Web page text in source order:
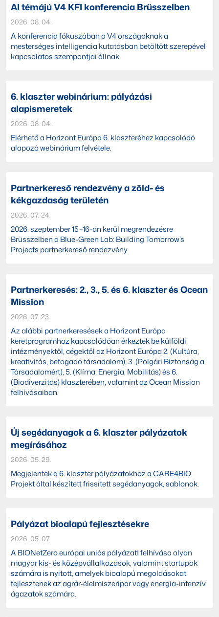
AI témájú V4 KFI konferencia Brüsszelben
2026. 08. 04.
A konferencia fókuszában a V4 országoknak a
mesterséges intelligencia kutatásban betöltött szerepével
kapcsolatos szempontjai állnak.
6. klaszter webinárium: pályázási
alapismeretek
2026. 08. 04.
Elérhető a Horizont Európa 6. klaszteréhez kapcsolódó
alapozó webinárium felvétele.
Partnerkereső rendezvény a zöld- és
kékgazdaság területén
2026. 07. 24.
2026. szeptember 15–16-án kerül megrendezésre
Brüsszelben a Blue-Green Lab: Building Tomorrow’s
Projects partnerkereső rendezvény
Partnerkeresés: 2., 3., 5. és 6. klaszter és Ocean
Mission
2026. 07. 23.
Az alábbi partnerkeresések a Horizont Európa
keretprogramhoz kapcsolódóan érkeztek be külföldi
intézményektől, cégektől az Horizont Európa 2. (Kultúra,
kreativitás, befogadó társadalom), 3. (Polgári Biztonság a
Társadalomért), 5. (Klíma, Energia, Mobilitás) és 6.
(Biodiverzitás) klaszterében, valamint az Ocean Mission
felhívásaiban.
Új segédanyagok a 6. klaszter pályázatok
megírásához
2026. 05. 29.
Megjelentek a 6. klaszter pályázatokhoz a CARE4BIO
Projekt által készített frissített segédanyagok, sablonok.
Pályázat bioalapú fejlesztésekre
2026. 05. 07.
A BIONetZero európai uniós pályázati felhívása olyan
magyar kis- és középvállalkozások, valamint startupok
számára is nyitott, amelyek bioalapú megoldásokat
fejlesztenek az agrár-élelmiszeripar vagy energia-intenzív
ágazatok számára.